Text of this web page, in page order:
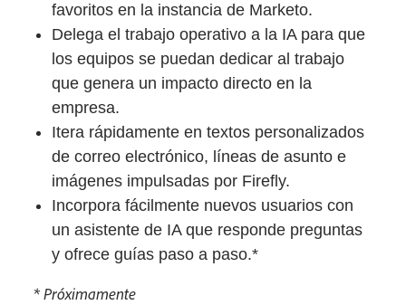
favoritos en la instancia de Marketo.
Delega el trabajo operativo a la IA para que
los equipos se puedan dedicar al trabajo
que genera un impacto directo en la
empresa.
Itera rápidamente en textos personalizados
de correo electrónico, líneas de asunto e
imágenes impulsadas por Firefly.
Incorpora fácilmente nuevos usuarios con
un asistente de IA que responde preguntas
y ofrece guías paso a paso.*
* Próximamente